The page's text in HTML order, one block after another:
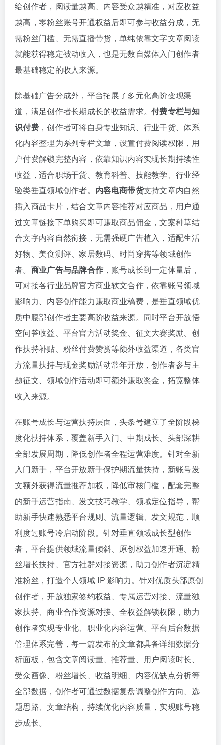
给创作者，阅读量越高、内容受众越精准，对应收益
越高，零粉丝账号开通权益后即可参与收益分成，无
需粉丝门槛、无需直播带货，单纯依靠文字文章阅读
就能获得稳定被动收入，也是无数自媒体入门创作者
最基础稳定的收入来源。
除基础广告分成外，平台拓展了多元化高阶变现渠
道，满足创作者长期成长的收益需求。付费专栏与知
识付费，创作者可将自身专业知识、行业干货、体系
化内容整理为系列专栏文章，设置付费阅读权限，用
户付费解锁完整内容，依靠知识内容实现长期持续性
收益，适合职场干货、教育科普、技能教学、行业经
验类垂直领域创作者。 内容电商带货支持文章内自然
插入商品卡片，结合文章内容推荐对应商品，用户通
过文章链接下单购买即可赚取商品佣金，文案种草结
合文字内容自然衔接，无需强硬广告植入，适配生活
好物、美食测评、家居数码、时尚穿搭等领域创作
者。 商业广告与品牌合作 ，账号成长到一定体量后，
可对接各行业品牌官方商业软文合作，依靠账号领域
影响力、内容创作能力赚取商业稿费，是垂直领域优
质中腰部创作者主要高阶收益来源。同时平台开放悟
空问答收益、平台官方活动奖金、征文大赛奖励、创
作扶持补贴、粉丝付费赞赏等额外收益渠道，各类官
方流量扶持与现金奖励活动常年开放，创作者参与主
题征文、领域创作活动即可额外赚取奖金，拓宽整体
收入来源。
在账号成长与运营扶持层面，头条号建立了全阶段梯
度化扶持体系，覆盖新手入门、中期成长、头部深耕
全部发展周期，降低创作者全程运营难度。针对全新
入门新手，平台开放新手保护期流量扶持，新账号发
文额外获得流量推荐加权，降低审核门槛，配套完整
的新手运营指南、发文技巧教学、领域定位指导，帮
助新手快速熟悉平台规则、流量逻辑、发文规范，顺
利度过账号冷启动阶段。针对垂直领域成长型创作
者，平台提供领域流量倾斜、原创权益加速开通、粉
丝增长扶持、官方社群对接资源，助力创作者沉淀精
准粉丝，打造个人领域 IP 影响力。针对优质头部原创
创作者，开放独家签约权益、专属运营对接、流量独
家扶持、商业合作资源对接、全权益解锁权限，助力
创作者实现专业化、职业化内容运营。平台后台数据
管理体系完善，每一篇发布的文章都具备详细数据分
析面板，包含文章阅读量、推荐量、用户阅读时长、
受众画像、粉丝增长、收益明细、内容优缺点分析等
全部数据，创作者可通过数据复盘调整创作方向、选
题思路、文章结构，持续优化内容质量，实现账号稳
步成长。